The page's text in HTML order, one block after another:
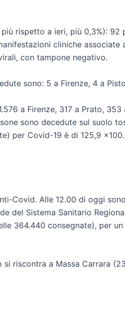
rispetto a ieri, più 0,3%):
cliniche
con tampone negativo.
sono: 5 a Firenze, 4 a
a Firenze, 317 a Prato,
sono decedute sul suolo
per Covid-19 è di 125,9
Covid. Alle 12.00 di oggi
del Sistema Sanitario
364.440 consegnate), per
riscontra a Massa Carrara